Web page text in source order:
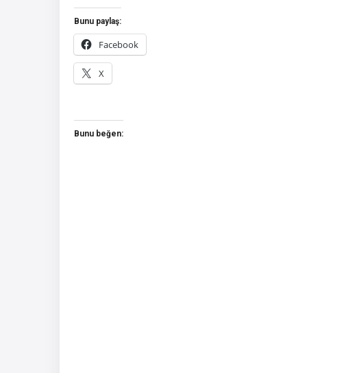
Bunu paylaş:
Facebook
X
Bunu beğen: